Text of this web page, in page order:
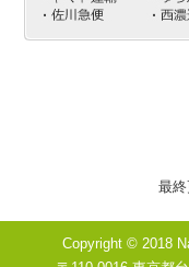
最
Copyright © 2018